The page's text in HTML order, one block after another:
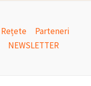
Rețete
Parteneri
NEWSLETTER